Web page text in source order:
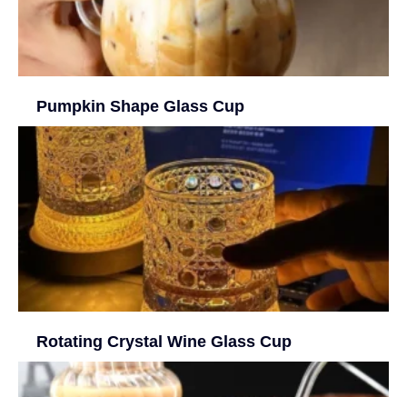
Pumpkin Shape Glass Cup
Rotating Crystal Wine Glass Cup